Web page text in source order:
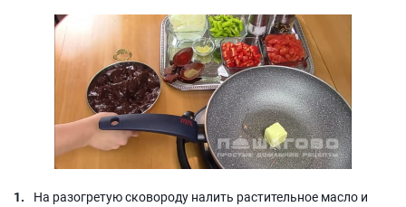
На разогретую сковороду налить растительное масло и